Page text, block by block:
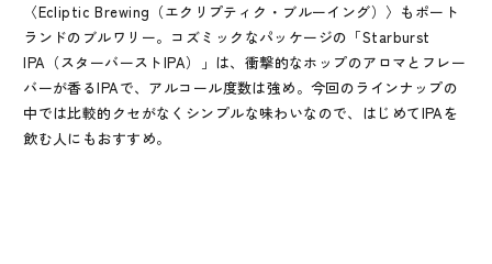
〈Ecliptic Brewing（エクリプティク・ブルーイング）〉もポート
ランドのブルワリー。コズミックなパッケージの「Starburst
IPA（スターバーストIPA）」は、衝撃的なホップのアロマとフレー
バーが香るIPAで、アルコール度数は強め。今回のラインナップの
中では比較的クセがなくシンプルな味わいなので、はじめてIPAを
飲む人にもおすすめ。